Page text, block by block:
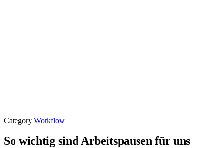
Category Workflow
So wichtig sind Arbeitspausen für uns